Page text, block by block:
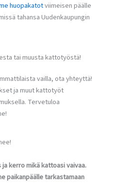
huopakatotviimeisen päälle
tahansa Uudenkaupungin
tai muusta kattotyöstä!
vailla, ota yhteyttä!
ja muut kattotyöt
Tervetuloa
kerro mikä kattoasi vaivaa.
paikanpäälle tarkastamaan